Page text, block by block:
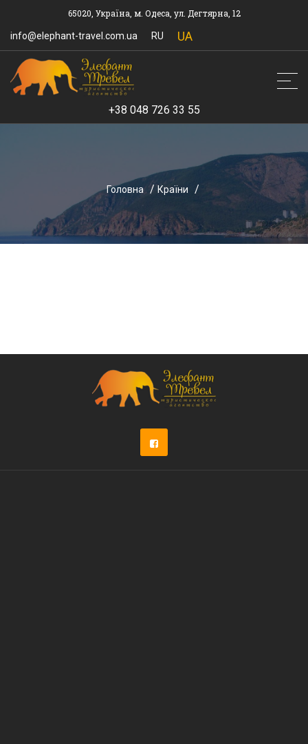
65020, Україна, м. Одеса, ул. Дегтярна, 12
info@elephant-travel.com.ua RU UA
+38 048 726 33 55
Головна Країни